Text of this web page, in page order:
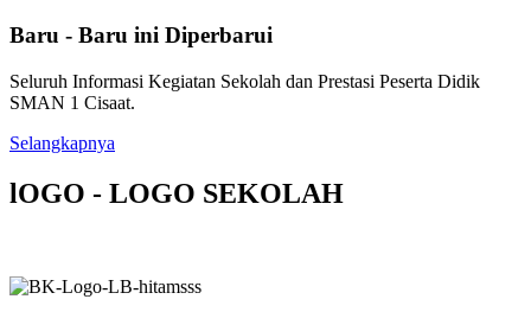
Baru - Baru ini Diperbarui
Seluruh Informasi Kegiatan Sekolah dan Prestasi Peserta Didik
SMAN 1 Cisaat.
Selangkapnya
lOGO - LOGO SEKOLAH